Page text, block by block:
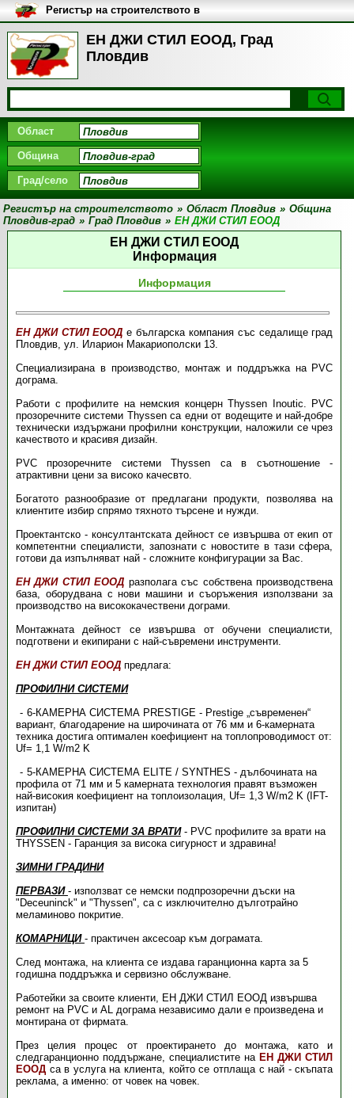
ЕН ДЖИ СТИЛ ЕООД, Град
Пловдив
Регистър на строителството в
България
Област
Община
Град/село
Регистър на строителството » Област Пловдив » Община
Пловдив-град » Град Пловдив » ЕН ДЖИ СТИЛ ЕООД
ЕН ДЖИ СТИЛ ЕООД
Информация
Информация
ЕН ДЖИ СТИЛ ЕООД е българска компания със седалище град
Пловдив, ул. Иларион Макариополски 13.
Специализирана в производство, монтаж и поддръжка на PVC
дограма.
Работи с профилите на немския концерн Thyssen Inoutic. PVC
прозоречните системи Thyssen са едни от водещите и най-добре
технически издържани профилни конструкции, наложили се чрез
качеството и красивя дизайн.
PVC прозоречните системи Thyssen са в съотношение -
атрактивни цени за високо качесвто.
Богатото разнообразие от предлагани продукти, позволява на
клиентите избир спрямо тяхното търсене и нужди.
Проектантско - консултантската дейност се извършва от екип от
компетентни специалисти, запознати с новостите в тази сфера,
готови да изпълняват най - сложните конфигурации за Вас.
ЕН ДЖИ СТИЛ ЕООД разполага със собствена производствена
база, оборудвана с нови машини и съоръжения използвани за
производство на висококачествени дограми.
Монтажната дейност се извършва от обучени специалисти,
подготвени и екипирани с най-съвремени инструменти.
ЕН ДЖИ СТИЛ ЕООДпредлага:
ПРОФИЛНИ СИСТЕМИ
6-КАМЕРНА СИСТЕМА PRESTIGE - Prestige „съвременен“
вариант, благодарение на широчината от 76 мм и 6-камерната
техника достига оптимален коефициент на топлопроводимост от:
Uf= 1,1 W/m2 K
5-КАМЕРНА СИСТЕМА ЕLITE / SYNTHES - дълбочината на
профила от 71 мм и 5 камерната технология правят възможен
най-високия коефициент на топлоизолация, Uf= 1,3 W/m2 K (IFT-
изпитан)
ПРОФИЛНИ СИСТЕМИ ЗА ВРАТИ- PVC профилите за врати на
THYSSEN - Гаранция за висока сигурност и здравина!
ЗИМНИ ГРАДИНИ
ПЕРВАЗИ - използват се немски подпрозоречни дъски на
"Deceuninck" и "Thyssen", са с изключително дълготрайно
меламиново покритие.
КОМАРНИЦИ - практичен аксесоар към дограмата.
След монтажа, на клиента се издава гаранционна карта за 5
годишна поддръжка и сервизно обслужване.
Работейки за своите клиенти, ЕН ДЖИ СТИЛ ЕООД извършва
ремонт на PVC и AL дограма независимо дали е произведена и
монтирана от фирмата.
През целия процес от проектирането до монтажа, като и
следгаранционно поддържане, специалистите на ЕН ДЖИ СТИЛ
ЕООДса в услуга на клиента, който се отплаща с най - скъпата
реклама, а именно: от човек на човек.